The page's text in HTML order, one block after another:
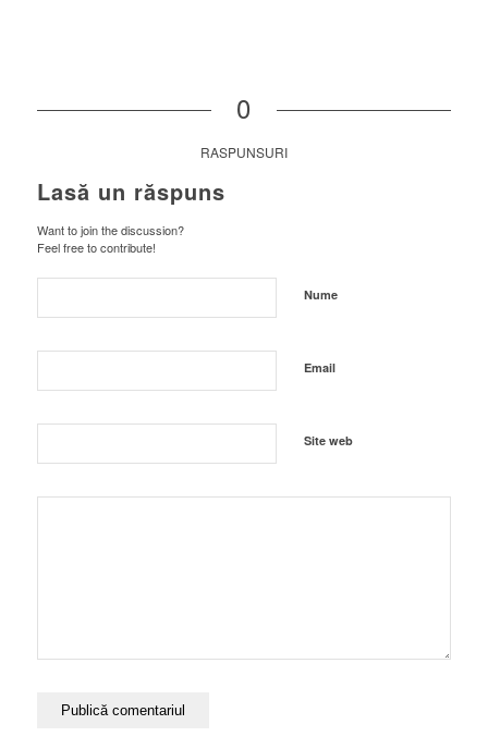
0
RASPUNSURI
Lasă un răspuns
Want to join the discussion?
Feel free to contribute!
Nume
Email
Site web